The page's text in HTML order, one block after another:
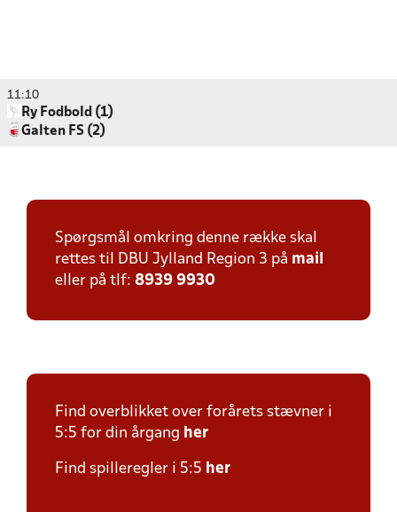
11:10
Ry Fodbold (1)
Galten FS (2)
Spørgsmål omkring denne række skal
rettes til DBU Jylland Region 3 på mail
eller på tlf: 8939 9930
Find overblikket over forårets stævner i
5:5 for din årgang her
Find spilleregler i 5:5 her